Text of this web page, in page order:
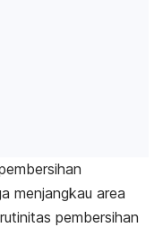
menjangkau area
pembersihan